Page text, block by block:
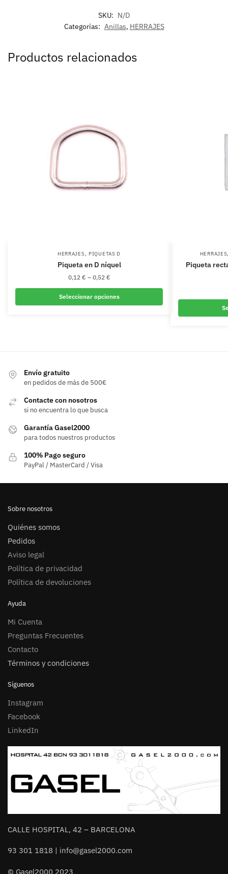
SKU: N/D
Categorías: Anillas, HERRAJES
Productos relacionados
HERRAJES, PIQUETAS D
Piqueta en D níquel
0,12 € – 0,52 €
Seleccionar opciones
opciones
se
pueden
en
producto
HERRAJES
Piqueta
Envío gratuito
en pedidos de más de 500€
Contacte con nosotros
si no encuentra lo que busca
Garantía Gasel2000
para todos nuestros productos
100% Pago seguro
PayPal / MasterCard / Visa
Sobre nosotros
Quiénes somos
Pedidos
Aviso legal
Política de privacidad
Política de devoluciones
Ayuda
Mi Cuenta
Preguntas Frecuentes
Contacto
Términos y condiciones
Síguenos
Instagram
Facebook
LinkedIn
CALLE HOSPITAL, 42 – BARCELONA
93 301 1818 | info@gasel2000.com
© Gasel2000 2023